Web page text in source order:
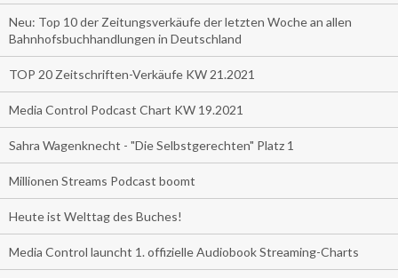
Neu: Top 10 der Zeitungsverkäufe der letzten Woche an allen
Bahnhofsbuchhandlungen in Deutschland
TOP 20 Zeitschriften-Verkäufe KW 21.2021
Media Control Podcast Chart KW 19.2021
Sahra Wagenknecht - "Die Selbstgerechten" Platz 1
Millionen Streams Podcast boomt
Heute ist Welttag des Buches!
Media Control launcht 1. offizielle Audiobook Streaming-Charts